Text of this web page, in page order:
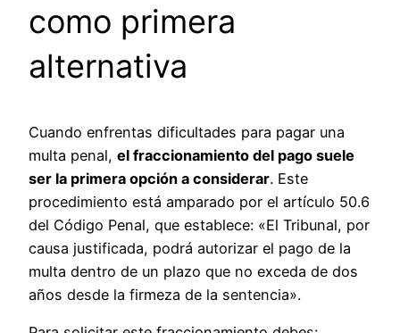
como primera
alternativa
Cuando enfrentas dificultades para pagar una
multa penal, el fraccionamiento del pago suele
ser la primera opción a considerar. Este
procedimiento está amparado por el artículo 50.6
del Código Penal, que establece: «El Tribunal, por
causa justificada, podrá autorizar el pago de la
multa dentro de un plazo que no exceda de dos
años desde la firmeza de la sentencia».